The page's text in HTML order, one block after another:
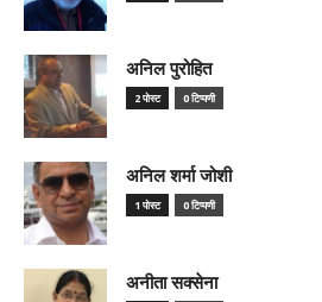
अनिल पुरोहित
2 पोस्ट 0 टिप्पणी
अनिल शर्मा जोशी
1 पोस्ट 0 टिप्पणी
अनीता सक्सेना